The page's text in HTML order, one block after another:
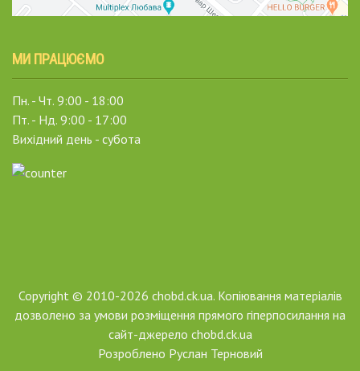
МИ ПРАЦЮЄМО
Пн. - Чт. 9:00 - 18:00
Пт. - Нд. 9:00 - 17:00
Вихідний день - субота
Copyright © 2010-2026 chobd.ck.ua. Копіювання матеріалів
дозволено за умови розміщення прямого гіперпосилання на
сайт-джерело chobd.ck.ua
Розроблено Руслан Терновий